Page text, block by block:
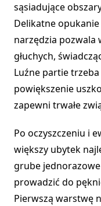
sąsiadujące
Delikatne
narzędzia pozwala
głuchych,
Luźne partie
powiększenie
zapewni trwałe
Po oczyszczeniu i
większy ubytek
grube
prowadzić do
Pierwszą warstwę